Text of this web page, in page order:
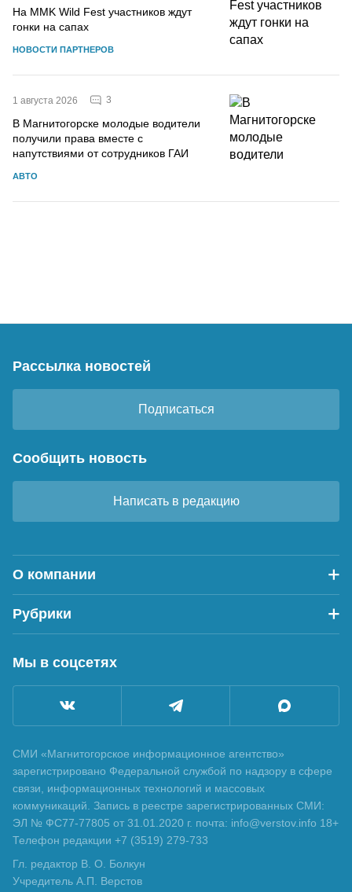
На MMK Wild Fest участников ждут
гонки на сапах
НОВОСТИ ПАРТНЕРОВ
1 августа 2026 3
В Магнитогорске молодые водители
получили права вместе с
напутствиями от сотрудников ГАИ
АВТО
Рассылка новостей
Подписаться
Сообщить новость
Написать в редакцию
О компании
Рубрики
Мы в соцсетях
СМИ «Магнитогорское информационное агентство»
зарегистрировано Федеральной службой по надзору в сфере
связи, информационных технологий и массовых
коммуникаций. Запись в реестре зарегистрированных СМИ:
ЭЛ № ФС77-77805 от 31.01.2020 г. почта: info@verstov.info 18+
Телефон редакции +7 (3519) 279-733
Гл. редактор В. О. Болкун
Учредитель А.П. Верстов